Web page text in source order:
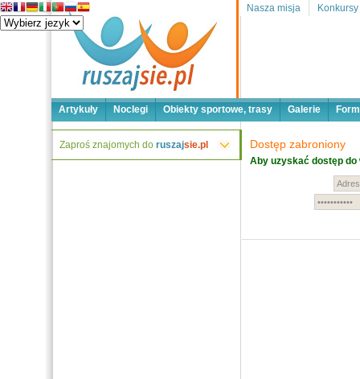
Nasza misja Konkursy
Artykuły Noclegi Obiekty sportowe, trasy Galerie
Zaproś znajomych do ruszajsie.pl Dostęp zabroniony
Aby uzyskać dostęp do